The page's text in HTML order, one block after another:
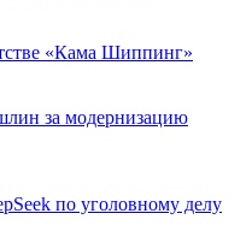
«Кама Шиппинг»
за модернизацию
по уголовному делу